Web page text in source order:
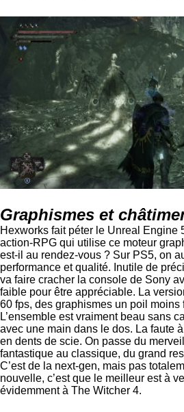
Graphismes et
Hexworks fait péter le Unreal Engine
action-RPG qui utilise ce moteur
est-il au rendez-vous ? Sur PS5, on
performance et qualité. Inutile de
va faire cracher la console de Sony
faible pour être appréciable. La
60 fps, des graphismes un poil moins
L’ensemble est vraiment beau sans
avec une main dans le dos. La faute
en dents de scie. On passe du
fantastique au classique, du grand
C’est de la next-gen, mais pas
nouvelle, c’est que le meilleur est à
évidemment à The Witcher 4.